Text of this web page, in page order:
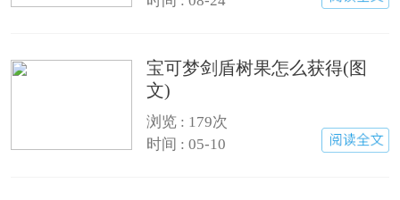
宝可梦剑盾树果怎么获得(图
文)
浏览 : 179次
时间 : 05-10